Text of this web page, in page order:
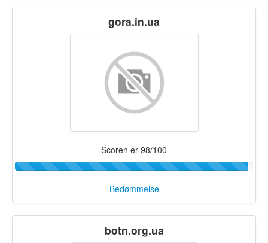
gora.in.ua
Scoren er 98/100
Bedømmelse
botn.org.ua